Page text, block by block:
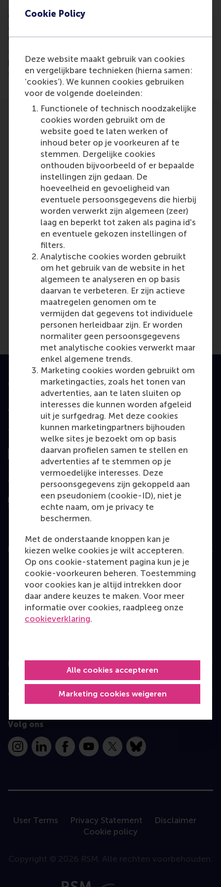
Cookie Policy
Deze website maakt gebruik van cookies
en vergelijkbare technieken (hierna samen:
‘cookies’). We kunnen cookies gebruiken
voor de volgende doeleinden:
Functionele of technisch noodzakelijke
cookies worden gebruikt om de
website goed te laten werken of
inhoud beter op je voorkeuren af te
stemmen. Dergelijke cookies
onthouden bijvoorbeeld of er bepaalde
instellingen zijn gedaan. De
hoeveelheid en gevoeligheid van
eventuele persoonsgegevens die hierbij
worden verwerkt zijn algemeen (zeer)
laag en beperkt tot zaken als pagina id's
en eventuele gekozen instellingen of
filters.
Analytische cookies worden gebruikt
om het gebruik van de website in het
algemeen te analyseren en op basis
daarvan te verbeteren. Er zijn actieve
maatregelen genomen om te
vermijden dat gegevens tot individuele
personen herleidbaar zijn. Er worden
normaliter geen persoonsgegevens
met analytische cookies verwerkt maar
enkel algemene trends.
Marketing cookies worden gebruikt om
marketingacties, zoals het tonen van
advertenties, aan te laten sluiten op
interesses die kunnen worden afgeleid
uit je surfgedrag. Met deze cookies
kunnen marketingpartners bijhouden
welke sites je bezoekt om op basis
daarvan profielen samen te stellen en
advertenties af te stemmen op je
vermoedelijke interesses. Deze
persoonsgegevens zijn gekoppeld aan
een pseudoniem (cookie-ID), niet je
echte naam, om je privacy te
beschermen.
Met de onderstaande knoppen kan je
kiezen welke cookies je wilt accepteren.
Op ons cookie-statement pagina kun je je
cookie-voorkeuren beheren. Toestemming
voor cookies kan je altijd intrekken door
daar andere keuzes te maken. Voor meer
informatie over cookies, raadpleeg onze
cookieverklaring.
Marketing cookies weigeren
Alle cookies accepteren
Colin Lee created a mathematical model with his
dissertation that can predict with a 70% accuracy
who will be invited for a job interview based on CV
algorithms. It might be possible in the future to
predict who will be hired and who will be most
successful for a position.
Participants
Colin Lee
Role: Alumni
Reference type: Referenced
Media Outlets
Het Belang van Limburg(Online)
Geaccrediteerd door
Top gerangschikt
Geëvalueerd door
Education
Bachelor
Master
MBA
Executive Education
Information for
Contact
Volg ons
InstagramLinkedInFacebookYouTube
X Bluesky
User Terms Privacy Statement
Disclaimer
Cookie policy